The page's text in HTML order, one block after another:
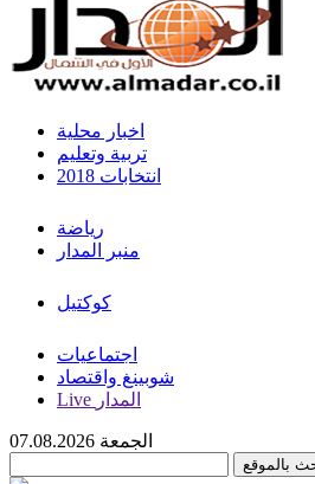
اخبار محلية
تربية وتعليم
انتخابات 2018
رياضة
منبر المدار
كوكتيل
اجتماعيات
شوبينغ واقتصاد
Live المدار